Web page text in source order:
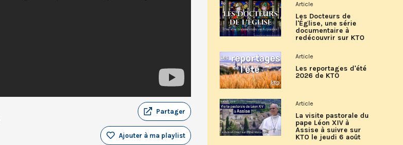
Partager
Ajouter à ma playlist
Article
Les Docteurs de
l'Église, une série
documentaire à
redécouvrir sur KTO
Article
Les reportages d'été
2026 de KTO
Article
La visite pastorale du
pape Léon XIV à
Assise à suivre sur
KTO le jeudi 6 août